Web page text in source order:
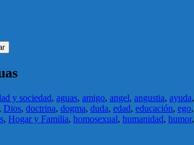
y sociedad, aguas, amigo, angel, angustia, ayuda,
, Dios, doctrina, dogma, duda, edad, educación, ego,
, Hogar y Familia, homosexual, humanidad, humor,